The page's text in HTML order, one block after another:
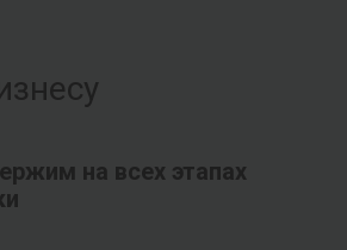
на всех этапах